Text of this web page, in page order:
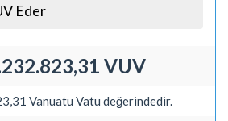
Eder
VUV
Vanuatu Vatu değerindedir.